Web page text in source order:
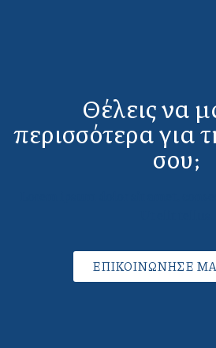
Θέλεις να
περισσότερα για
σου;
ΕΠΙΚΟΙΝΩΝΗΣΕ